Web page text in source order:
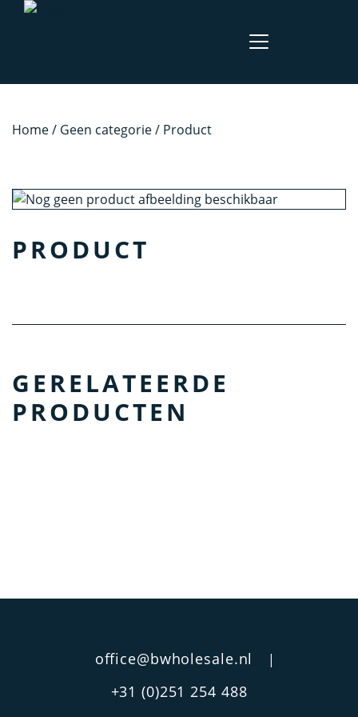
Home/ Geen categorie/ Product
PRODUCT
GERELATEERDE
PRODUCTEN
office@bwholesale.nl |
+31 (0)251 254 488